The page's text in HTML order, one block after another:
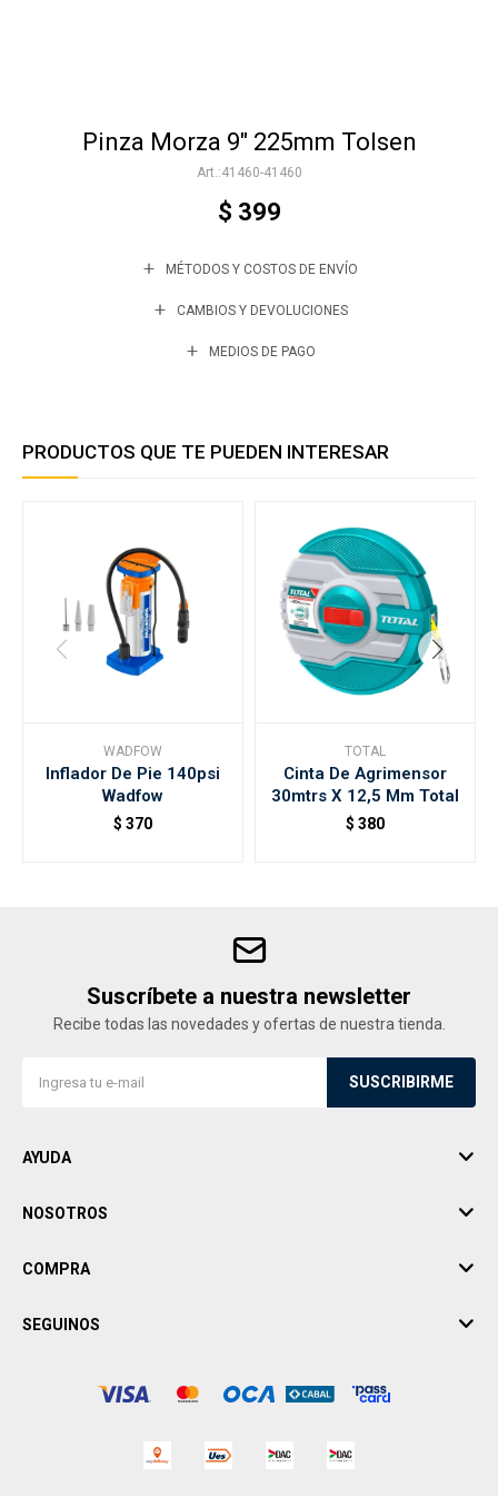
Pinza Morza 9" 225mm Tolsen
41460-41460
$ 399
MÉTODOS Y COSTOS DE ENVÍO
CAMBIOS Y DEVOLUCIONES
MEDIOS DE PAGO
PRODUCTOS QUE TE PUEDEN INTERESAR
WADFOW
Inflador De Pie 140psi
Wadfow
$ 370
TOTAL
Cinta De Agrimensor
30mtrs X 12,5 Mm Total
$ 380
Suscríbete a nuestra newsletter
Recibe todas las novedades y ofertas de nuestra tienda.
SUSCRIBIRME
AYUDA
NOSOTROS
COMPRA
SEGUINOS
Varios